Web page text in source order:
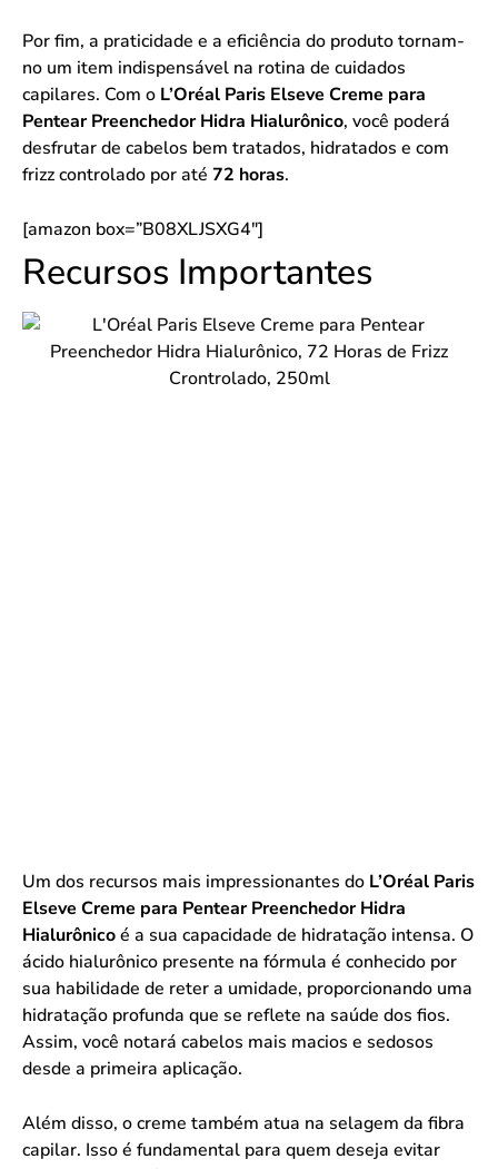
Por fim, a praticidade e a eficiência do produto tornam-
no um item indispensável na rotina de cuidados
capilares. Com o L’Oréal Paris Elseve Creme para
Pentear Preenchedor Hidra Hialurônico, você poderá
desfrutar de cabelos bem tratados, hidratados e com
frizz controlado por até 72 horas.
[amazon box=”B08XLJSXG4″]
Recursos Importantes
Um dos recursos mais impressionantes do L’Oréal Paris
Elseve Creme para Pentear Preenchedor Hidra
Hialurônicoé a sua capacidade de hidratação intensa. O
ácido hialurônico presente na fórmula é conhecido por
sua habilidade de reter a umidade, proporcionando uma
hidratação profunda que se reflete na saúde dos fios.
Assim, você notará cabelos mais macios e sedosos
desde a primeira aplicação.
Além disso, o creme também atua na selagem da fibra
capilar. Isso é fundamental para quem deseja evitar